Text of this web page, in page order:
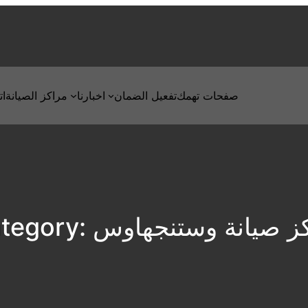
مراكز الصيانة اخبارنا تفعيل الضمانصفحات تهمك
صيانة وستنجهاوس